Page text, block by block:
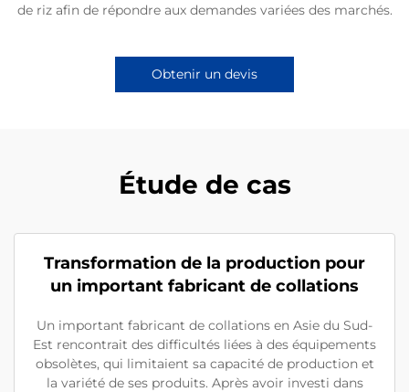
de riz afin de répondre aux demandes variées des marchés.
Obtenir un devis
Étude de cas
Transformation de la production pour
un important fabricant de collations
Un important fabricant de collations en Asie du Sud-
Est rencontrait des difficultés liées à des équipements
obsolètes, qui limitaient sa capacité de production et
la variété de ses produits. Après avoir investi dans